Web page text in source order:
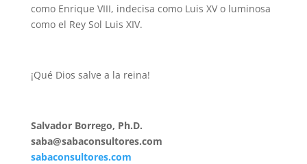
como Enrique VIII, indecisa como Luis XV o luminosa
como el Rey Sol Luis XIV.
¡Qué Dios salve a la reina!
Salvador Borrego, Ph.D.
saba@sabaconsultores.com
sabaconsultores.com